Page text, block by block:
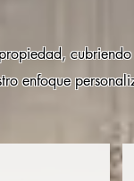
enfoque